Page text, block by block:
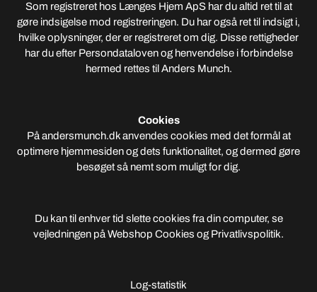
Som registreret hos Længes Hjem ApS har du altid ret til at
gøre indsigelse mod registreringen. Du har også ret til indsigt i,
hvilke oplysninger, der er registreret om dig. Disse rettigheder
har du efter Persondataloven og henvendelse i forbindelse
hermed rettes til Anders Munch.
Cookies
På andersmunch.dk anvendes cookies med det formål at
optimere hjemmesiden og dets funktionalitet, og dermed gøre
besøget så nemt som muligt for dig.
Du kan til enhver tid slette cookies fra din computer, se
vejledningen på Webshop Cookies og Privatlivspolitik.
Log-statistik